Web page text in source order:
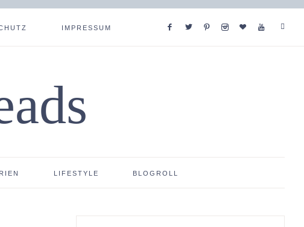
IMPRESSUM
LIFESTYLE BLOGROLL